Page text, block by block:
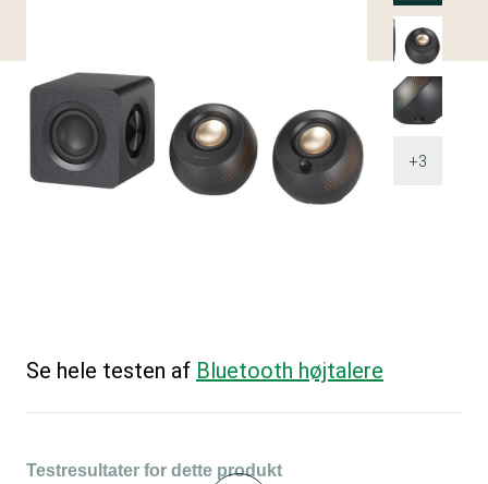
+3
Se hele testen af Bluetooth højtalere
Testresultater for dette produkt